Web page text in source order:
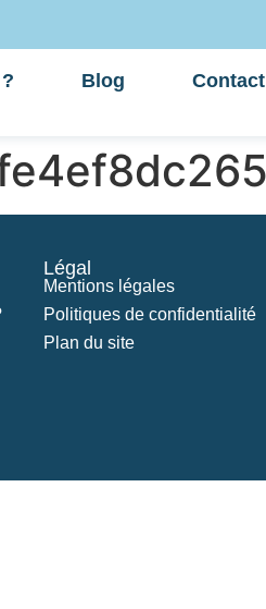
Blog Contact
Légal
Mentions légales
Politiques de confidentialité
Plan du site